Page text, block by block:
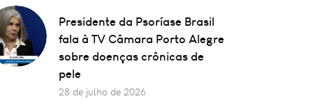
Presidente da Psoríase Brasil
fala à TV Câmara Porto Alegre
sobre doenças crônicas de
pele
28 de julho de 2026